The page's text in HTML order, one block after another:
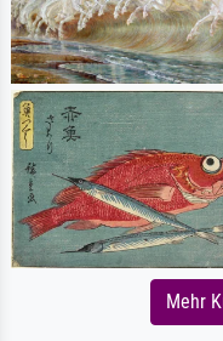
Mehr